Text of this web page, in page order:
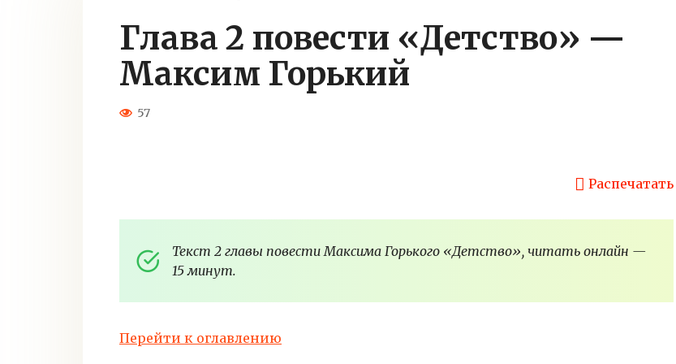
Глава 2 повести «Детство» —
Максим Горький
57
Распечатать
Текст 2 главы повести Максима Горького «Детство», читать онлайн —
15 минут.
Перейти к оглавлению